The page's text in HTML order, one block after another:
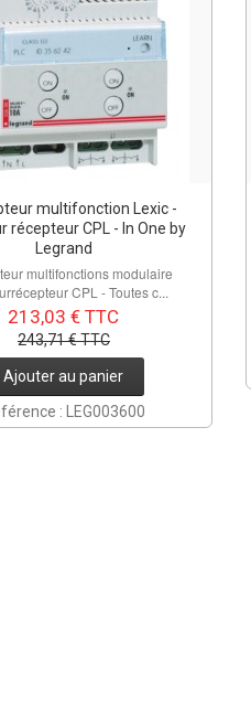
multifonction Lexic -
récepteur CPL - In One by
Legrand
multifonctions modulaire
CPL - Toutes c...
213,03 € TTC
243,71 € TTC
Ajouter au panier
: LEG003600